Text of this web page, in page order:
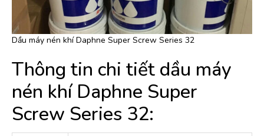
Dầu máy nén khí Daphne Super Screw Series 32
Thông tin chi tiết dầu máy
nén khí Daphne Super
Screw Series 32: